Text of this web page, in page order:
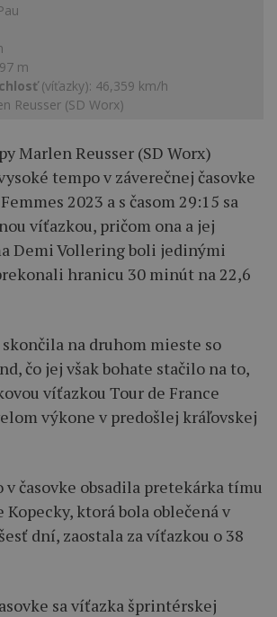
m
(víťazky): 46,359 km/h
Reusser (SD Worx)
Marlen Reusser (SD Worx)
tempo v záverečnej časovke
2023 a s časom 29:15 sa
víťazkou, pričom ona a jej
Demi Vollering boli jedinými
hranicu 30 minút na 22,6
na druhom mieste so
čo jej však bohate stačilo na to,
víťazkou Tour de France
výkone v predošlej kráľovskej
časovke obsadila pretekárka tímu
Kopecky, ktorá bola oblečená v
dní, zaostala za víťazkou o 38
sa víťazka šprintérskej